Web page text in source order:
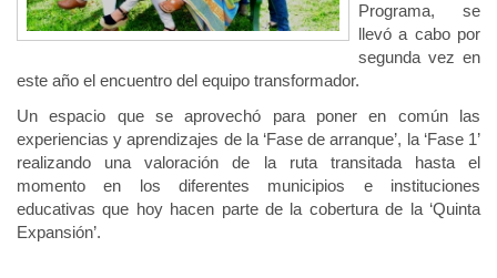
Programa, se
llevó a cabo por
segunda vez en
este año el encuentro del equipo transformador.
Un espacio que se aprovechó para poner en común las
experiencias y aprendizajes de la ‘Fase de arranque’, la ‘Fase 1’
realizando una valoración de la ruta transitada hasta el
momento en los diferentes municipios e instituciones
educativas que hoy hacen parte de la cobertura de la ‘Quinta
Expansión’.